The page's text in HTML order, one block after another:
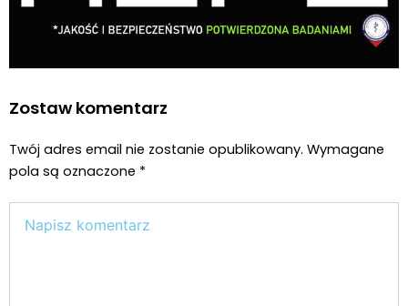
Zostaw komentarz
Twój adres email nie zostanie opublikowany. Wymagane
pola są oznaczone *
tutaj..